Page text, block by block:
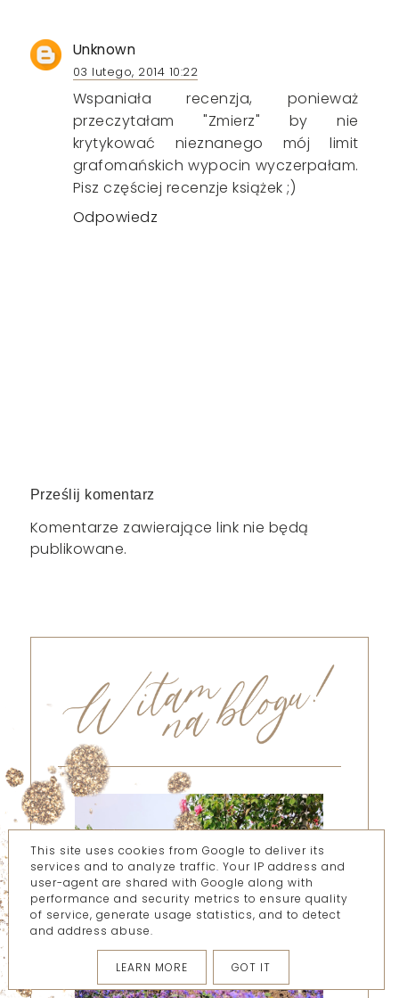
Unknown
03 lutego, 2014 10:22
Wspaniała recenzja, ponieważ
przeczytałam "Zmierz" by nie
krytykować nieznanego mój limit
grafomańskich wypocin wyczerpałam.
Pisz częściej recenzje książek ;)
Odpowiedz
Prześlij komentarz
Komentarze zawierające link nie będą
publikowane.
This site uses cookies from Google to deliver its
services and to analyze traffic. Your IP address and
user-agent are shared with Google along with
performance and security metrics to ensure quality
of service, generate usage statistics, and to detect
and address abuse.
LEARN MORE GOT IT